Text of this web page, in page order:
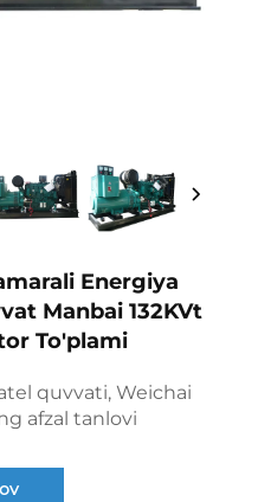
Energiya
Manbai 132KVt
To'plami
quvvati, Weichai
afzal tanlovi